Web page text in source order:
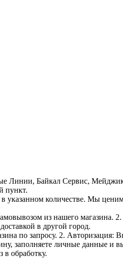
Байкал Сервис, Мейджик
пункт.
количестве. Мы
из нашего магазина.
в другой город.
по запросу. 2.
заполняете личные данные и
в обработку.